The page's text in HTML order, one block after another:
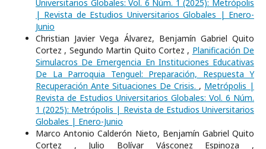
Universitarios Globales: Vol. 6 Núm. 1 (2025): Metrópolis
| Revista de Estudios Universitarios Globales | Enero-
Junio
Christian Javier Vega Álvarez, Benjamín Gabriel Quito
Cortez , Segundo Martin Quito Cortez , Planificación De
Simulacros De Emergencia En Instituciones Educativas
De La Parroquia Tenguel: Preparación, Respuesta Y
Recuperación Ante Situaciones De Crisis. , Metrópolis |
Revista de Estudios Universitarios Globales: Vol. 6 Núm.
1 (2025): Metrópolis | Revista de Estudios Universitarios
Globales | Enero-Junio
Marco Antonio Calderón Nieto, Benjamín Gabriel Quito
Cortez , Julio Bolívar Vásconez Espinoza ,